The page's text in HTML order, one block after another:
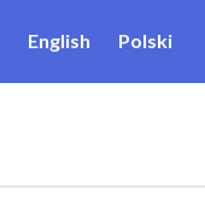
English Polski